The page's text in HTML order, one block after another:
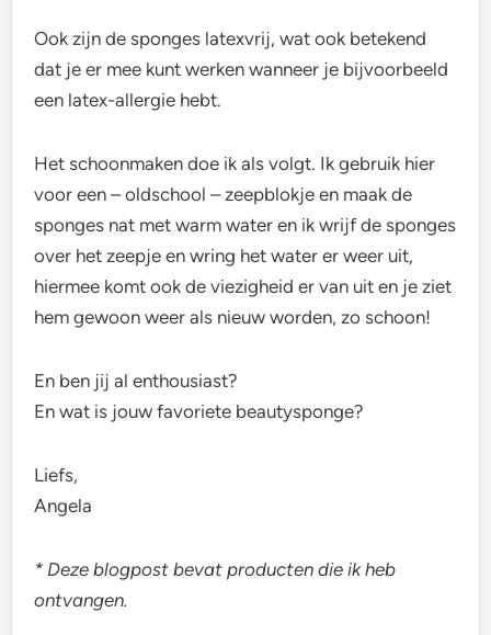
Ook zijn de sponges latexvrij, wat ook betekend
dat je er mee kunt werken wanneer je bijvoorbeeld
een latex-allergie hebt.
Het schoonmaken doe ik als volgt. Ik gebruik hier
voor een – oldschool – zeepblokje en maak de
sponges nat met warm water en ik wrijf de sponges
over het zeepje en wring het water er weer uit,
hiermee komt ook de viezigheid er van uit en je ziet
hem gewoon weer als nieuw worden, zo schoon!
En ben jij al enthousiast?
En wat is jouw favoriete beautysponge?
Liefs,
Angela
* Deze blogpost bevat producten die ik heb
ontvangen.